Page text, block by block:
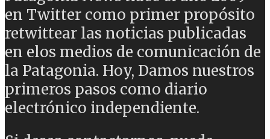
en Twitter como primer propósito
retwittear las noticias publicadas
en elos medios de comunicación de
la Patagonia. Hoy, Damos nuestros
primeros pasos como diario
electrónico independiente.